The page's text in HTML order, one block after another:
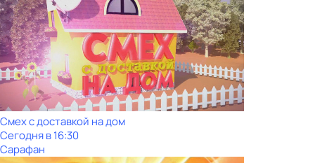
Смех с доставкой на дом
Сегодня в 16:30
Сарафан